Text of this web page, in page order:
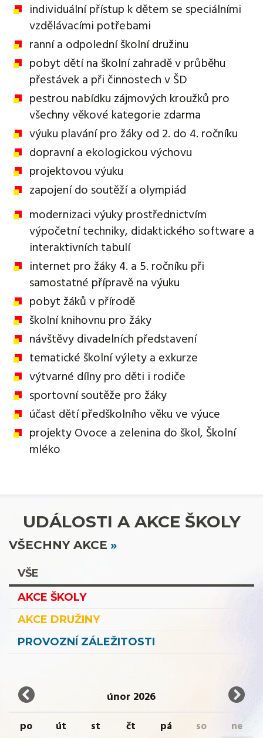
individuální přístup k dětem se speciálními
vzdělávacími potřebami
ranní a odpolední školní družinu
pobyt dětí na školní zahradě v průběhu
přestávek a při činnostech v ŠD
pestrou nabídku zájmových kroužků pro
všechny věkové kategorie zdarma
výuku plavání pro žáky od 2. do 4. ročníku
dopravní a ekologickou výchovu
projektovou výuku
zapojení do soutěží a olympiád
modernizaci výuky prostřednictvím
výpočetní techniky, didaktického software a
interaktivních tabulí
internet pro žáky 4. a 5. ročníku při
samostatné přípravě na výuku
pobyt žáků v přírodě
školní knihovnu pro žáky
návštěvy divadelních představení
tematické školní výlety a exkurze
výtvarné dílny pro děti i rodiče
sportovní soutěže pro žáky
účast dětí předškolního věku ve výuce
projekty Ovoce a zelenina do škol, Školní
mléko
UDÁLOSTI A AKCE ŠKOLY
VŠECHNY AKCE
VŠE
AKCE ŠKOLY
AKCE DRUŽINY
PROVOZNÍ ZÁLEŽITOSTI
únor 2026
po út st čt pá so ne